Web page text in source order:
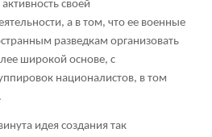
своей
а в том, что ее военные
разведкам организовать
широкой основе, с
националистов, в том
идея создания так